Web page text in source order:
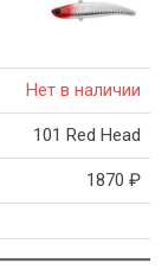
Нет в наличии
101 Red Head
1870 ₽